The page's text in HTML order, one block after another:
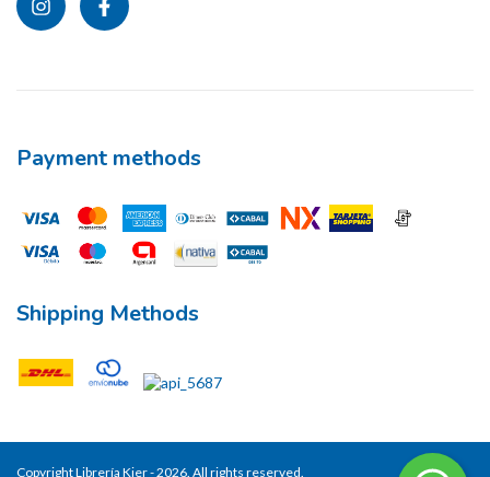
Payment methods
Shipping Methods
Copyright Librería Kier - 2026. All rights reserved.